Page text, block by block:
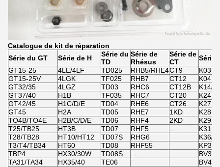
Catalogue de kit de réparation
Série du GT
Série de H
Série du
TD
Série de
Rhésus
Série de
CT
Série
GT15-25
4LE/4LF TD025 RHB5/RHE4CT9
K03
GT15-25V
4LGK TF025 RHB7 CT12
K04
GT32/35
4LGZ TD03 RHC6 CT12B
K14/
GT37/40
H1B TF035 RHC7 CT20
K24
GT42/45
H1C/D/E TD04 RHE6 CT26
K27
GT45
H2A TD05 RHE7 1KD
K28
TO4B/TO4E
H2B/C/D/E TD06 RHF4 2KD
K29
T25/TB25
HT3B TD07 RHF5
K31
T28/TB28
HT10/HT12 TD07S RHG6
K36/
T3/T4/TB34
HT60 TD08 RHF55
KP35
TBP4
HX30/30W TD08S
BV39/
TA31/TA34
HX35/40 TE06
BV43